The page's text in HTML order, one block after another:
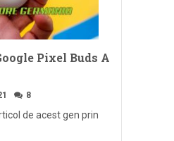
Pixel Buds A
8
de acest gen prin